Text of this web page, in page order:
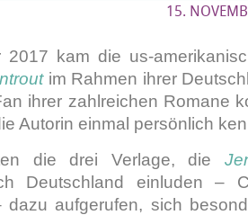
15.
kam die us-
im Rahmen ihrer
ihrer zahlreichen Romane
Autorin einmal persönlich
die drei Verlage, die
Deutschland einluden –
dazu aufgerufen, sich